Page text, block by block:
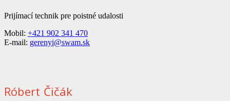
Prijímací technik pre poistné udalosti
Mobil: +421 902 341 470
E-mail: gerenyi@swam.sk
Róbert Čičák